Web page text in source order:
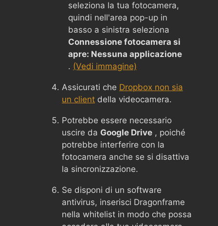
seleziona la tua fotocamera,
quindi nell'area pop-up in
basso a sinistra seleziona
Connessione fotocamera si
apre: Nessuna applicazione
. (Vedi immagine)
Assicurati che Dropbox non sia
un client della videocamera.
Potrebbe essere necessario
uscire da Google Drive , poiché
potrebbe interferire con la
fotocamera anche se si disattiva
la sincronizzazione.
Se disponi di un software
antivirus, inserisci Dragonframe
nella whitelist in modo che possa